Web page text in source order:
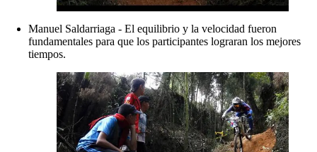
Manuel Saldarriaga - El equilibrio y la velocidad fueron
fundamentales para que los participantes lograran los mejores
tiempos.